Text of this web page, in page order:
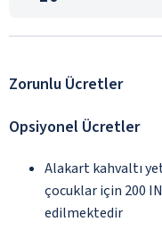
Zorunlu Ücretler
Opsiyonel Ücretler
Alakart kahvaltı
çocuklar için 200
edilmektedir